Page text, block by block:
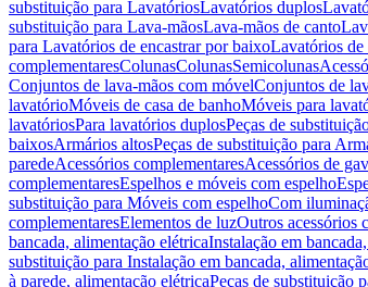
substituição para LavatóriosLavatórios duplos
substituição para Lava-mãosLava-mãos de canto
para Lavatórios de encastrar por baixoLavatórios de
complementaresColunasColunasSemicolunas
Conjuntos de lava-mãos com móvelConjuntos de
lavatórioMóveis de casa de banhoMóveis para
lavatóriosPara lavatórios duplosPeças de
baixosArmários altosPeças de substituição para
paredeAcessórios complementaresAcessórios de
complementaresEspelhos e móveis com espelho
substituição para Móveis com espelhoCom
complementaresElementos de luzOutros acessórios
bancada, alimentação elétricaInstalação em
substituição para Instalação em bancada,
à parede, alimentação elétricaPeças de substituição